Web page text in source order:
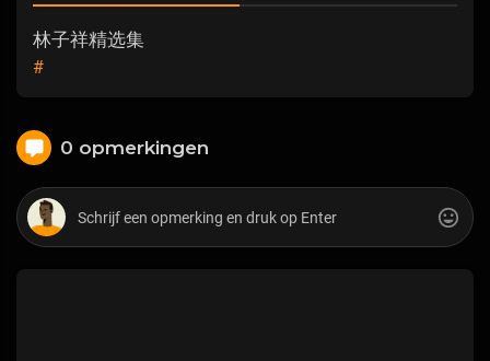
林子祥精选集
#
0 opmerkingen